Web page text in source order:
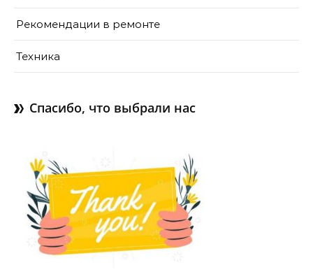
Рекомендации в ремонте
Техника
Спасибо, что выбрали нас